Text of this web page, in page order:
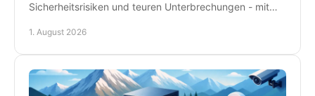
Sicherheitsrisiken und teuren Unterbrechungen - mit
1. August 2026